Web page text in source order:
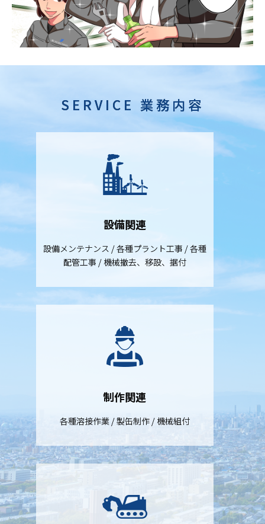
SERVICE 業務内容
設備関連
設備メンテナンス / 各種プラント工事 / 各種
配管工事 / 機械撤去、移設、据付
制作関連
各種溶接作業 / 製缶制作 / 機械組付